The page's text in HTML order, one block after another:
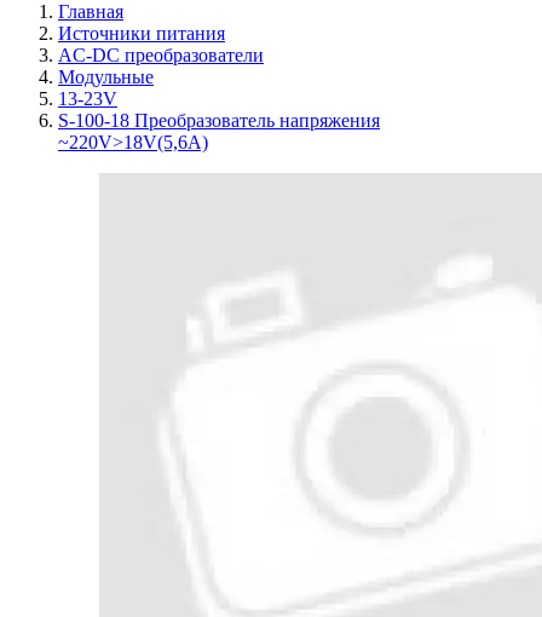
Главная
Источники питания
AC-DC преобразователи
Модульные
13-23V
S-100-18 Преобразователь напряжения
~220V>18V(5,6A)